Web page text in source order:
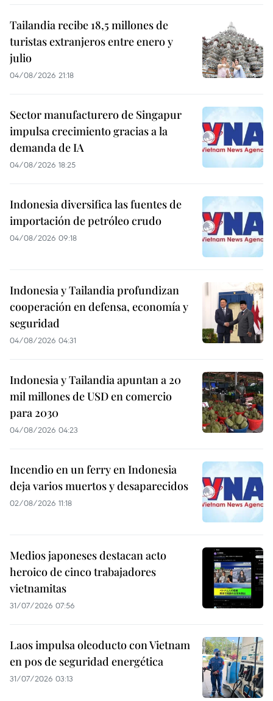
Tailandia recibe 18,5 millones de
turistas extranjeros entre enero y
julio
04/08/2026 21:18
Sector manufacturero de Singapur
impulsa crecimiento gracias a la
demanda de IA
04/08/2026 18:25
Indonesia diversifica las fuentes de
importación de petróleo crudo
04/08/2026 09:18
Indonesia y Tailandia profundizan
cooperación en defensa, economía y
seguridad
04/08/2026 04:31
Indonesia y Tailandia apuntan a 20
mil millones de USD en comercio
para 2030
04/08/2026 04:23
Incendio en un ferry en Indonesia
deja varios muertos y desaparecidos
02/08/2026 11:18
Medios japoneses destacan acto
heroico de cinco trabajadores
vietnamitas
31/07/2026 07:56
Laos impulsa oleoducto con Vietnam
en pos de seguridad energética
31/07/2026 03:13